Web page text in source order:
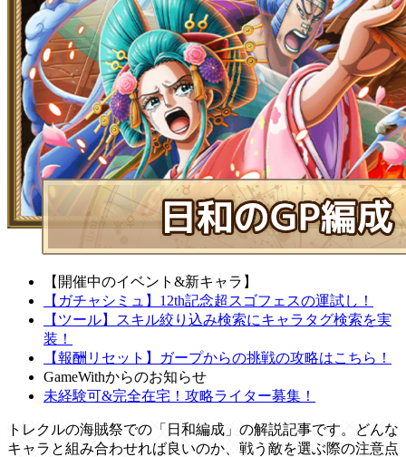
【開催中のイベント&新キャラ】
【ガチャシミュ】12th記念超スゴフェスの運試し！
【ツール】スキル絞り込み検索にキャラタグ検索を実
装！
【報酬リセット】ガープからの挑戦の攻略はこちら！
GameWithからのお知らせ
未経験可&完全在宅！攻略ライター募集！
トレクルの海賊祭での「日和編成」の解説記事です。どんな
キャラと組み合わせれば良いのか、戦う敵を選ぶ際の注意点